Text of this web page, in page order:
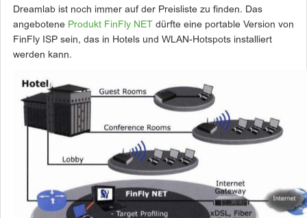
Dreamlab ist noch immer auf der Preisliste zu finden. Das
angebotene Produkt FinFly NET dürfte eine portable Version von
FinFly ISP sein, das in Hotels und WLAN-Hotspots installiert
werden kann.